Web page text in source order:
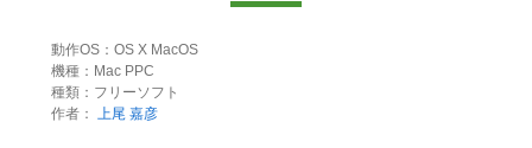
動作OS：OS X MacOS
機種：Mac PPC
種類：フリーソフト
作者： 上尾 嘉彦